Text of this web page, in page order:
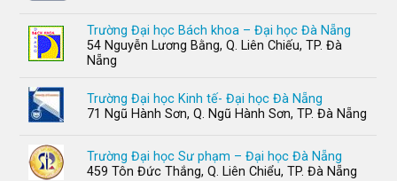
Trường Đại học Bách khoa – Đại học Đà Nẵng
54 Nguyễn Lương Bằng, Q. Liên Chiếu, TP. Đà
Nẵng
Trường Đại học Kinh tế- Đại học Đà Nẵng
71 Ngũ Hành Sơn, Q. Ngũ Hành Sơn, TP. Đà Nẵng
Trường Đại học Sư phạm – Đại học Đà Nẵng
459 Tôn Đức Thắng, Q. Liên Chiểu, TP. Đà Nẵng